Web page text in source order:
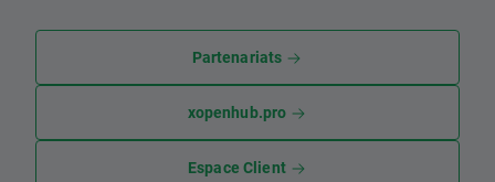
Partenariats
xopenhub.pro
Espace Client